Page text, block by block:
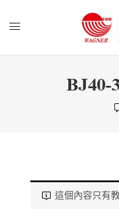
BJ40-
這個內容只有